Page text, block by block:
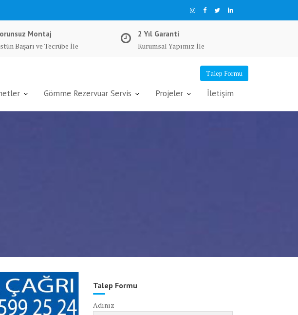
Montaj
Başarı ve Tecrübe İle
2 Yıl Garanti
Kurumsal Yapımız İle
Talep Formu
Gömme Rezervuar Servis Projeler İletişim
Talep Formu
Adınız